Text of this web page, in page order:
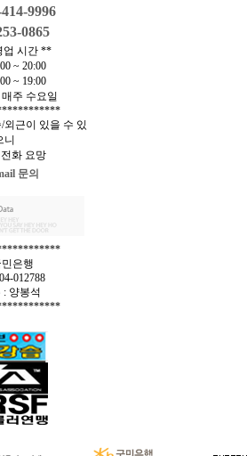
9996
0865
업 시간 **
~ 20:00
~ 19:00
주 수요일
외근이 있을 수 있
니
화 요망
문의
은행
012788
: 양봉석